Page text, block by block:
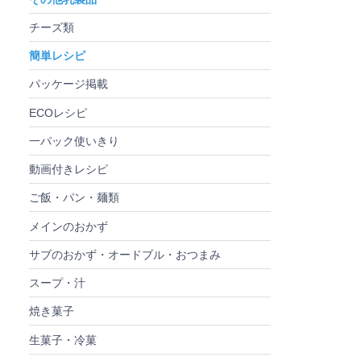
チーズ類
簡単レシピ
パッケージ掲載
ECOレシピ
一パック使いきり
動画付きレシピ
ご飯・パン・麺類
メインのおかず
サブのおかず・オードブル・おつまみ
スープ・汁
焼き菓子
生菓子・冷菓